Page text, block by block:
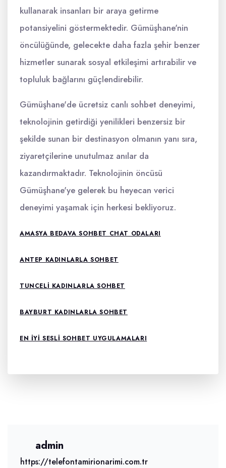
kullanarak insanları bir araya getirme
potansiyelini göstermektedir. Gümüşhane'nin
öncülüğünde, gelecekte daha fazla şehir benzer
hizmetler sunarak sosyal etkileşimi artırabilir ve
topluluk bağlarını güçlendirebilir.
Gümüşhane'de ücretsiz canlı sohbet deneyimi,
teknolojinin getirdiği yenilikleri benzersiz bir
şekilde sunan bir destinasyon olmanın yanı sıra,
ziyaretçilerine unutulmaz anılar da
kazandırmaktadır. Teknolojinin öncüsü
Gümüşhane'ye gelerek bu heyecan verici
deneyimi yaşamak için herkesi bekliyoruz.
AMASYA BEDAVA SOHBET CHAT ODALARI
ANTEP KADINLARLA SOHBET
TUNCELI KADINLARLA SOHBET
BAYBURT KADINLARLA SOHBET
EN IYI SESLI SOHBET UYGULAMALARI
admin
https://telefontamirionarimi.com.tr